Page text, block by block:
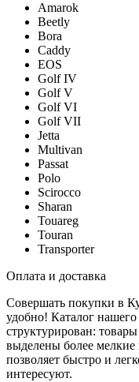
Amarok
Beetly
Bora
Caddy
EOS
Golf IV
Golf V
Golf VI
Golf VII
Jetta
Multivan
Passat
Polo
Scirocco
Sharan
Touareg
Touran
Transporter
Оплата и доставка
Совершать покупки в
удобно! Каталог нашего
структурирован:
выделены более мелкие
позволяет быстро и
интересуют.